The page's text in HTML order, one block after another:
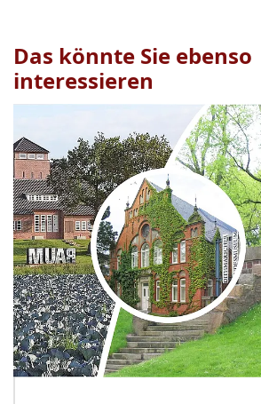
Das könnte Sie ebenso
interessieren
Veranstaltung1bis2von 22